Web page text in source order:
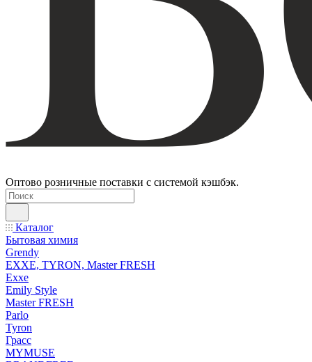
Оптово розничные поставки с системой кэшбэк.
Каталог
Бытовая химия
Grendy
EXXE, TYRON, Master FRESH
Exxe
Emily Style
Master FRESH
Parlo
Tyron
Грасс
MYMUSE